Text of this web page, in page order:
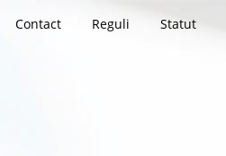
Contact Reguli Statut